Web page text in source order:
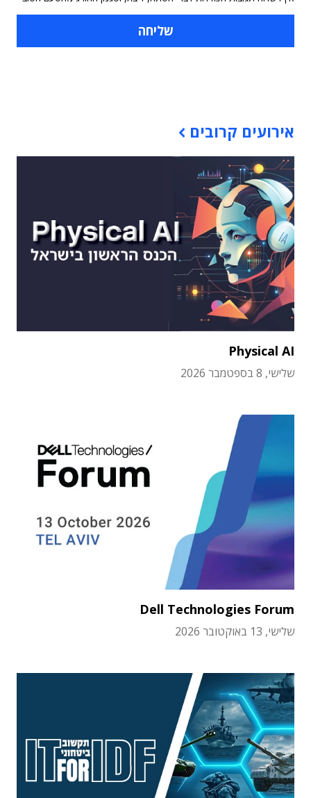
אירועים קרובים
Physical AI
שלישי, 8 בספטמבר 2026
Dell Technologies Forum
שלישי, 13 באוקטובר 2026